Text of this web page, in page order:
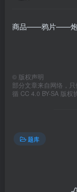
商品——鸦片——
© 版权声明
部分文章来自网络，
循 CC 4.0 BY-SA 版权
题库